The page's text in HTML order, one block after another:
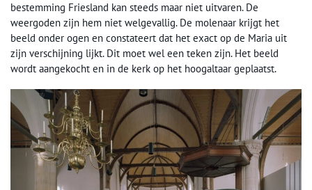
bestemming Friesland kan steeds maar niet uitvaren. De
weergoden zijn hem niet welgevallig. De molenaar krijgt het
beeld onder ogen en constateert dat het exact op de Maria uit
zijn verschijning lijkt. Dit moet wel een teken zijn. Het beeld
wordt aangekocht en in de kerk op het hoogaltaar geplaatst.